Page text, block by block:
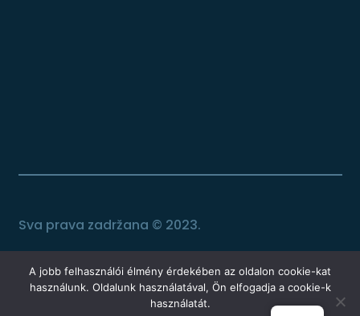
Sva prava zadržana © 2023.
A jobb felhasználói élmény érdekében az oldalon cookie-kat
használunk. Oldalunk használatával, Ön elfogadja a cookie-k
használatát.